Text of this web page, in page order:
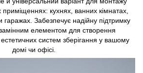
приміщеннях: кухнях, ванних кімнатах,
гаражах. Забезпечує надійну підтримку
елементом для створення
систем зберігання у вашому
домі чи офісі.